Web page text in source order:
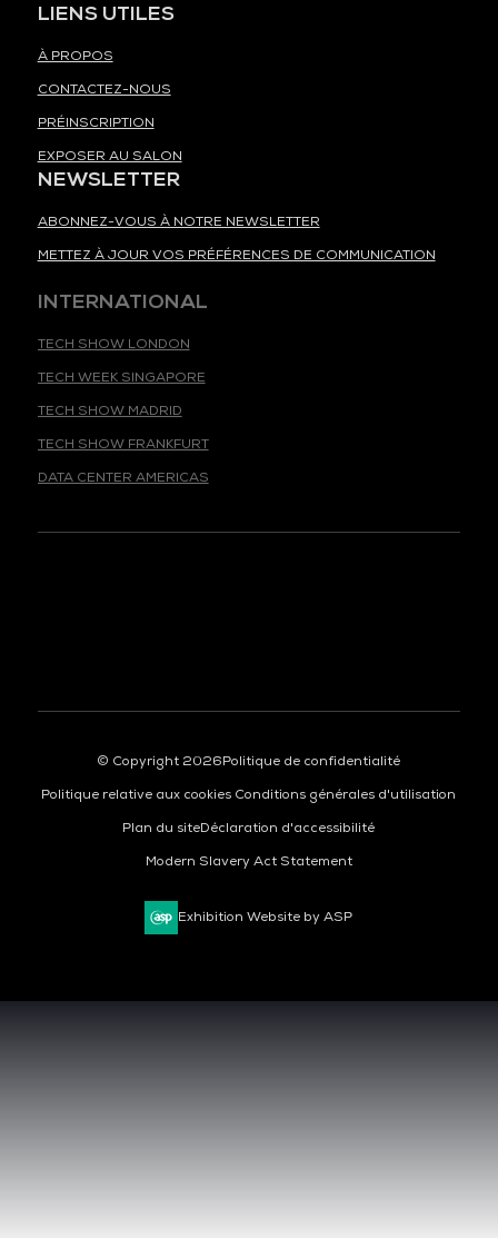
LIENS UTILES
À PROPOS
CONTACTEZ-NOUS
PRÉINSCRIPTION
EXPOSER AU SALON
NEWSLETTER
ABONNEZ-VOUS À NOTRE NEWSLETTER
METTEZ À JOUR VOS PRÉFÉRENCES DE COMMUNICATION
© Copyright 2026Politique de confidentialité
Politique relative aux cookies Conditions générales d'utilisation
Plan du siteDéclaration d'accessibilité
Modern Slavery Act Statement
Exhibition Website by ASP